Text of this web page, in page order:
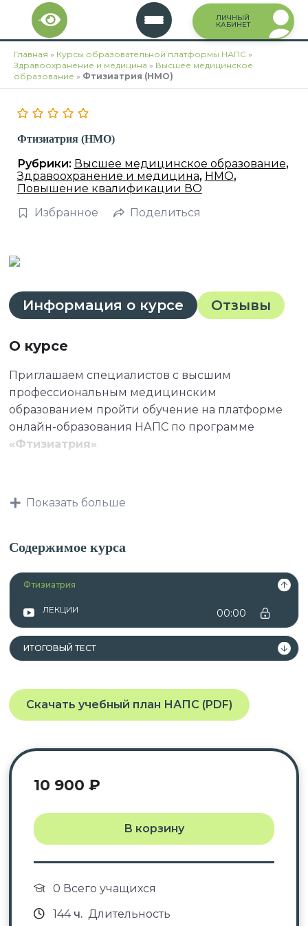
Перейти
содержимому
ЛИЧНЫЙ
КАБИНЕТ
Главная » Курсы образовательной платформы НАПС »
Здравоохранение и медицина » Высшее медицинское
образование » Фтизиатрия (НМО)
Фтизиатрия (НМО)
Рубрики: Высшее медицинское образование,
Здравоохранение и медицина, НМО,
Повышение квалификации ВО
Избранное
Поделиться
Информация о курсе Отзывы
О курсе
Приглашаем специалистов с высшим
профессиональным медицинским
образованием пройти обучение на платформе
онлайн-образования НАПС по программе
«Фтизиатрия».
К освоению дополнительных профессиональных
лица, имеющие среднее
профессиональное и (или) высшее
образование;
лица, получающие среднее
профессиональное и (или) высшее
образование.
Данная программа учитывает
квалификационные требования, указанные в
квалификационных справочниках по должности,
профессии и специальности, или
профессиональным знаниям и навыкам,
необходимым для исполнения должностных
обязанностей.
После успешного окончания обучения вы
Показать больше
Содержимое курса
Фтизиатрия
ЛЕКЦИИ 00:00
ИТОГОВЫЙ ТЕСТ
Скачать учебный план НАПС (PDF)
10 900 ₽
В корзину
0 Всего учащихся
144ч. Длительность